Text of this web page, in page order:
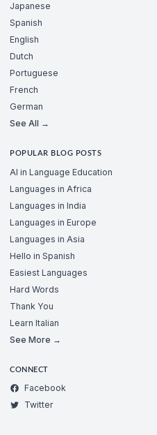
Japanese
Spanish
English
Dutch
Portuguese
French
German
See All →
POPULAR BLOG POSTS
AI in Language Education
Languages in Africa
Languages in India
Languages in Europe
Languages in Asia
Hello in Spanish
Easiest Languages
Hard Words
Thank You
Learn Italian
See More →
CONNECT
Facebook
Twitter